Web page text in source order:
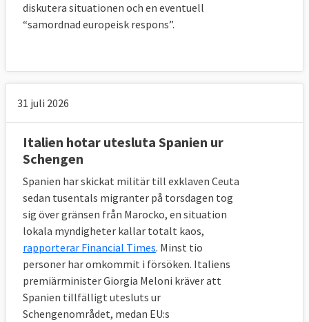
diskutera situationen och en eventuell
“samordnad europeisk respons”.
31 juli 2026
Italien hotar utesluta Spanien ur
Schengen
Spanien har skickat militär till exklaven Ceuta
sedan tusentals migranter på torsdagen tog
sig över gränsen från Marocko, en situation
lokala myndigheter kallar totalt kaos,
rapporterar Financial Times. Minst tio
personer har omkommit i försöken. Italiens
premiärminister Giorgia Meloni kräver att
Spanien tillfälligt utesluts ur
Schengenområdet, medan EU:s